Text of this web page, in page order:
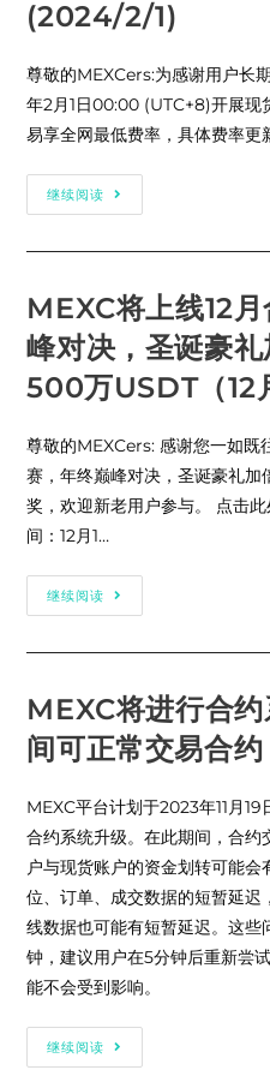
日
活
杆
挑
动，
易
ID、
WIF、
ADA、
CFX、
ATOM
位
合
约
赢
取
20,000
USDT
（2/8-
2/13，
合
约
热
活
(2024/2/1)
尊敬的MEXCers:为感谢用户长
年2月1日00:00 (UTC+8)开展现
易享全网最低费率，具体费率
继续阅读 MEXC
上
低
费
率：
现
货
0
费
约
Maker
0
&
Taker
(2024/2/1)
MEXC将上线12
峰对决，圣诞豪
500万USDT（12
尊敬的MEXCers: 感谢您一如既
赛，年终巅峰对决，圣诞豪礼
奖，欢迎新老用户参与。 点击
间：12月1…
继续阅读 MEXC
将
合
约
大
赛，
年
巅
峰
对
决，
圣
诞
豪
礼
加
倍，
瓜
分
总
池
500
万
MEXC将进行合
间可正常交易合约
MEXC平台计划于2023年11月
合约系统升级。在此期间，合
户与现货账户的资金划转可能
位、订单、成交数据的短暂延
线数据也可能有短暂延迟。这
钟，建议用户在5分钟后重新尝
能不会受到影响。
继续阅读 MEXC
将